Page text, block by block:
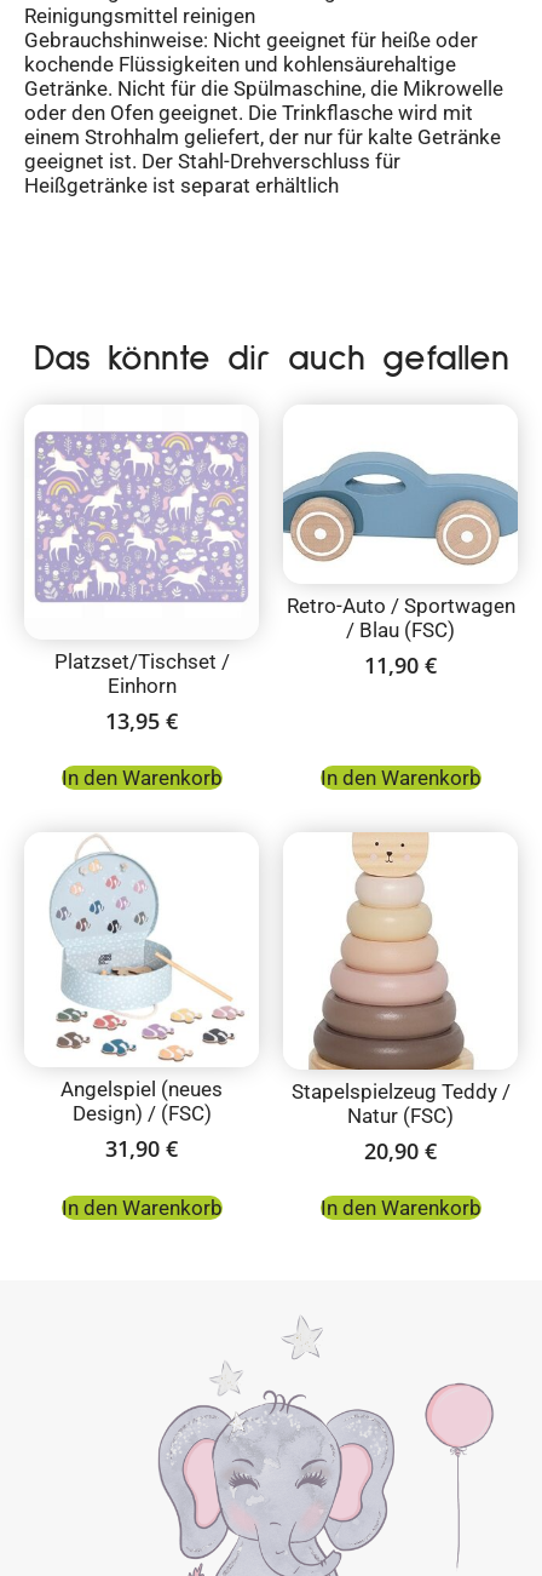
Reinigungsmittel reinigen
Gebrauchshinweise: Nicht geeignet für heiße oder
kochende Flüssigkeiten und kohlensäurehaltige
Getränke. Nicht für die Spülmaschine, die Mikrowelle
oder den Ofen geeignet. Die Trinkflasche wird mit
einem Strohhalm geliefert, der nur für kalte Getränke
geeignet ist. Der Stahl-Drehverschluss für
Heißgetränke ist separat erhältlich
Das könnte dir auch gefallen
Platzset/Tischset /
Einhorn
13,95 €
In den Warenkorb
Retro-Auto / Sportwagen
/ Blau (FSC)
11,90 €
In den Warenkorb
Angelspiel (neues
Design) / (FSC)
31,90 €
In den Warenkorb
Stapelspielzeug Teddy /
Natur (FSC)
20,90 €
In den Warenkorb